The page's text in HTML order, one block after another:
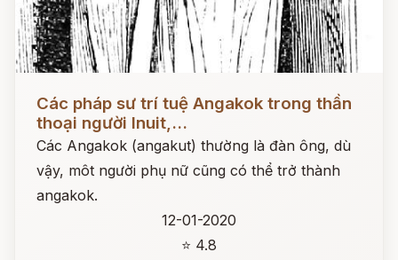
Các pháp sư trí tuệ Angakok trong thần
thoại người Inuit,...
Các Angakok (angakut) thường là đàn ông, dù
vậy, môt người phụ nữ cũng có thể trở thành
angakok.
12-01-2020
⭐ 4.8